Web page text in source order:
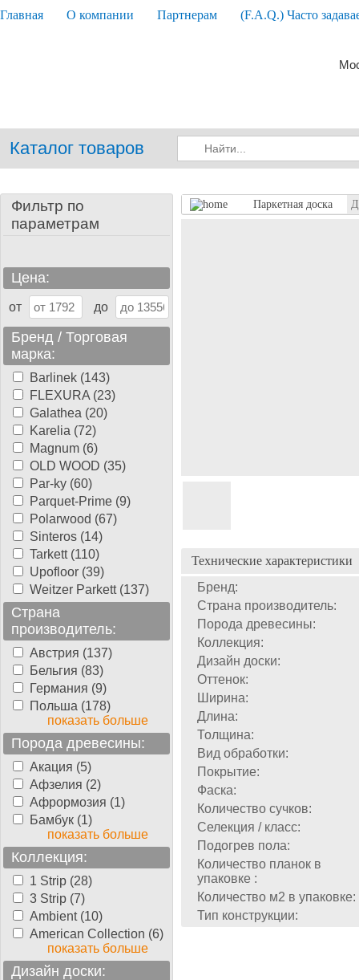
Главная О компании Партнерам (F.A.Q.) Часто
Каталог товаров
Фильтр по
параметрам
Цена:
от до
Бренд / Торговая
марка:
Barlinek (143)
FLEXURA (23)
Galathea (20)
Karelia (72)
Magnum (6)
OLD WOOD (35)
Par-ky (60)
Parquet-Prime (9)
Polarwood (67)
Sinteros (14)
Tarkett (110)
Upofloor (39)
Weitzer Parkett (137)
Страна
производитель:
Австрия (137)
Бельгия (83)
Германия (9)
Польша (178)
показать больше
Порода древесины:
Акация (5)
Афзелия (2)
Афрормозия (1)
Бамбук (1)
показать больше
Коллекция:
1 Strip (28)
3 Strip (7)
Ambient (10)
American Collection (6)
показать больше
Дизайн доски:
Паркетная доска
Технические характеристики
Бренд:
Страна производитель:
Порода древесины:
Коллекция:
Дизайн доски:
Оттенок:
Ширина:
Длина:
Толщина:
Вид обработки:
Покрытие:
Фаска:
Количество сучков:
Селекция / класс:
Подогрев пола:
Количество планок в
упаковке :
Количество м2 в упаковке:
Тип конструкции: